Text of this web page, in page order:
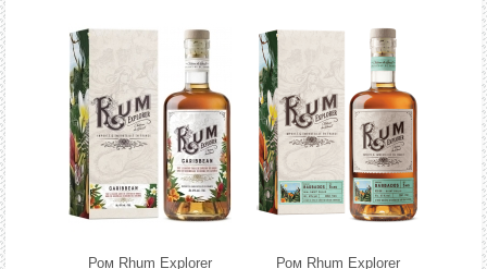
Ром Rhum Explorer
Ром Rhum Explorer